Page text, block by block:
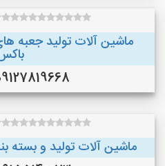
ماشین آلات تولید جعبه
09127819668
ماشین آلات توليد و